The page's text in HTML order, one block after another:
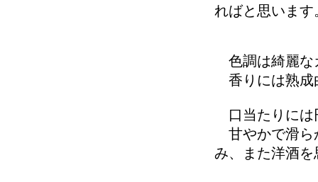
ればと思います
色調は綺麗な
香りには熟成
口当たりには
甘やかで滑ら
み、また洋酒